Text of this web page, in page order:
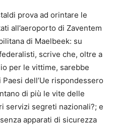
prova ad orintare le
all’aeroporto di Zaventem
di Maelbeek: su
scrive che, oltre a
per le vittime, sarebbe
dell’Ue rispondessero
di più le vite delle
servizi segreti nazionali?; e
apparati di sicurezza